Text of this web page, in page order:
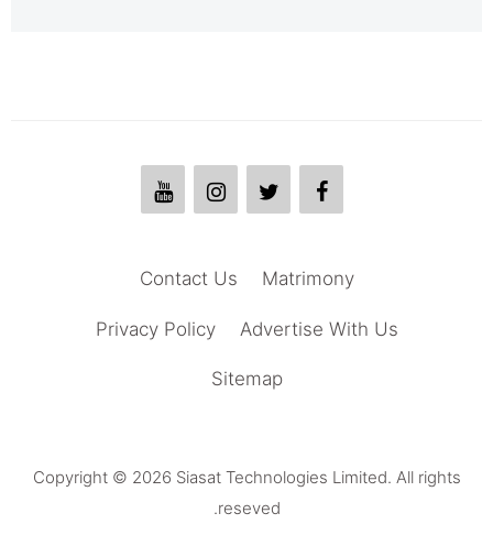
Matrimony
Contact Us
Advertise With Us
Privacy Policy
Sitemap
Copyright © 2026 Siasat Technologies Limited. All rights
reseved.